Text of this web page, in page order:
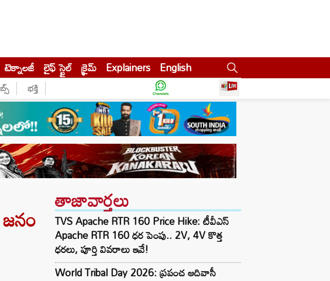
టెక్నాలజీ లైఫ్ స్టైల్ క్రైమ్ Explainers English
భక్తి
తాజావార్తలు
TVS Apache RTR 160 Price Hike: టీవీఎస్
Apache RTR 160 ధర పెంపు.. 2V, 4V కొత్త
ధరలు, పూర్తి వివరాలు ఇవే!
World Tribal Day 2026: ప్రపంచ ఆదివాసీ